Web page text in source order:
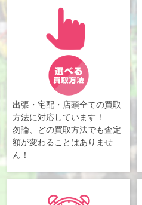
出張・宅配・店頭全ての買取
方法に対応しています！
勿論、どの買取方法でも査定
額が変わることはありませ
ん！